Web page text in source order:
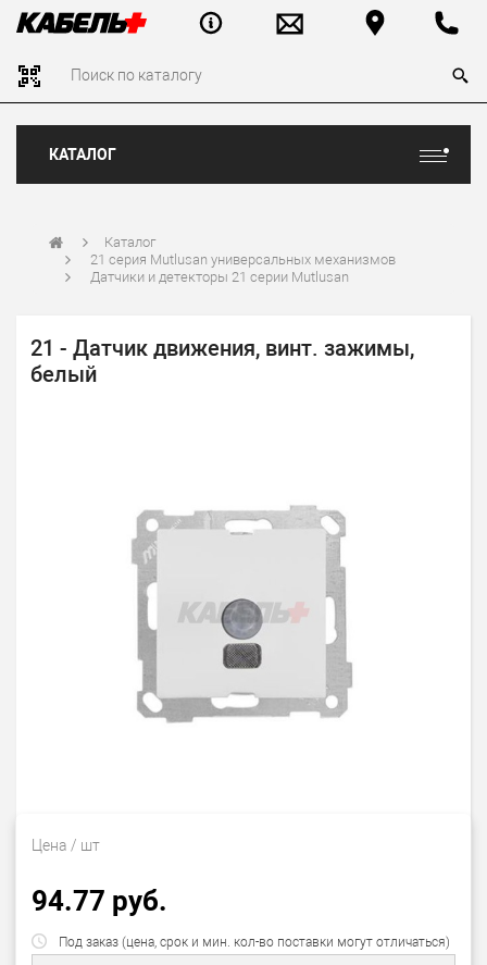
КАТАЛОГ
Каталог
21 серия Mutlusan универсальных механизмов
Датчики и детекторы 21 серии Mutlusan
21 - Датчик движения, винт. зажимы,
белый
Цена / шт
94.77 руб.
Под заказ (цена, срок и мин. кол-во поставки могут отличаться)